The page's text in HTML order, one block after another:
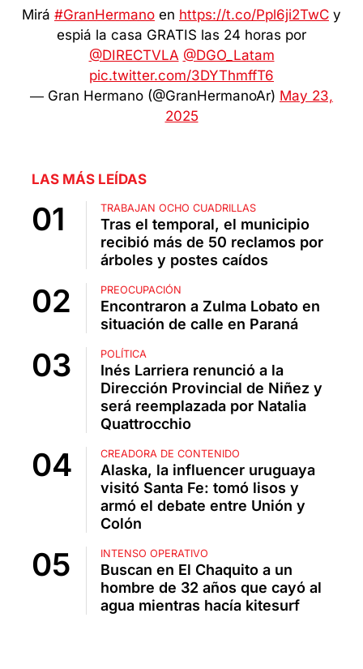
Mirá #GranHermano en https://t.co/Ppl6ji2TwC y
espiá la casa GRATIS las 24 horas por
@DIRECTVLA @DGO_Latam
pic.twitter.com/3DYThmffT6
— Gran Hermano (@GranHermanoAr) May 23,
2025
LAS MÁS LEÍDAS
TRABAJAN OCHO CUADRILLAS
Tras el temporal, el municipio
recibió más de 50 reclamos por
árboles y postes caídos
PREOCUPACIÓN
Encontraron a Zulma Lobato en
situación de calle en Paraná
POLÍTICA
Inés Larriera renunció a la
Dirección Provincial de Niñez y
será reemplazada por Natalia
Quattrocchio
CREADORA DE CONTENIDO
Alaska, la influencer uruguaya
visitó Santa Fe: tomó lisos y
armó el debate entre Unión y
Colón
INTENSO OPERATIVO
Buscan en El Chaquito a un
hombre de 32 años que cayó al
agua mientras hacía kitesurf